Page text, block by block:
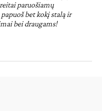
paruošiamų
bet kokį stalą ir
bei draugams!